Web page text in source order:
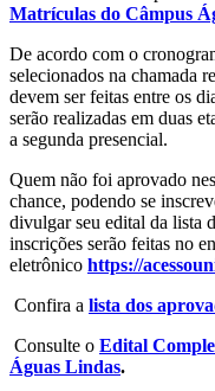
Matrículas do Câmpus
De acordo com o
selecionados na chamada
devem ser feitas entre os
serão realizadas em duas
a segunda presencial.
Quem não foi aprovado
chance, podendo se
divulgar seu edital da lista
inscrições serão feitas no
eletrônico https://
Confira a lista dos
Consulte o Edital
Águas Lindas.